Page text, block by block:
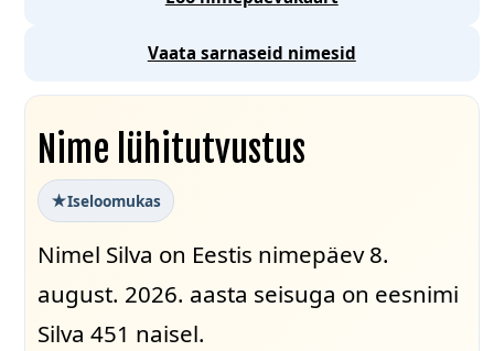
Vaata sarnaseid nimesid
Nime lühitutvustus
Iseloomukas
Nimel Silva on Eestis nimepäev 8.
august. 2026. aasta seisuga on eesnimi
Silva 451 naisel.